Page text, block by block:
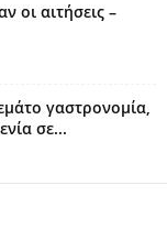
οι αιτήσεις –
γαστρονομία,
σε...